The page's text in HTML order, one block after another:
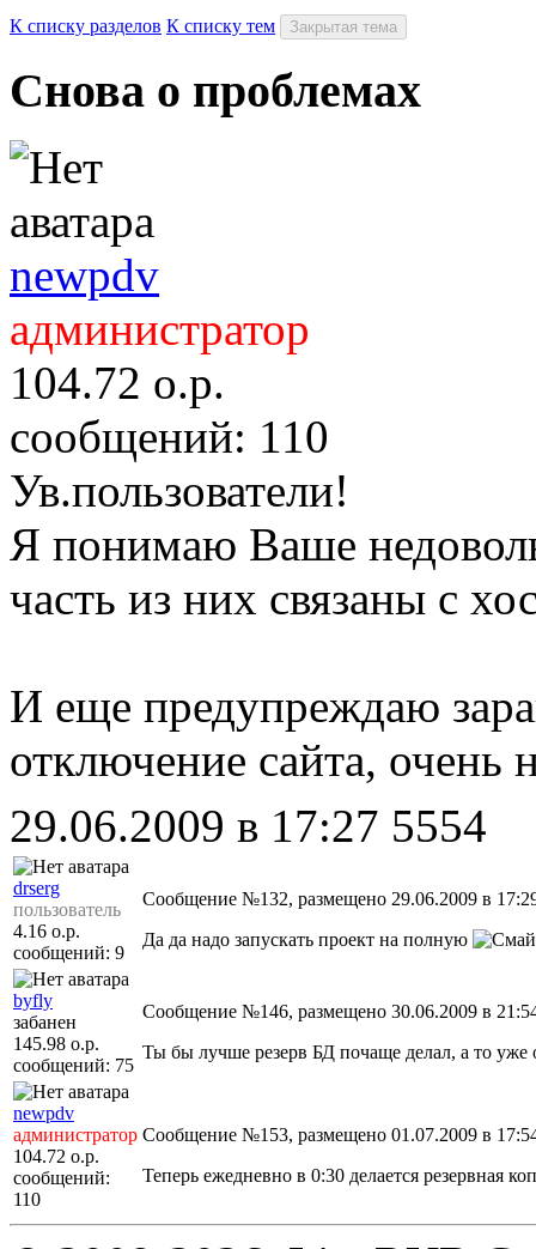
К списку разделов К списку тем Закрытая тема
Снова о проблемах
newpdv
администратор
104.72 о.р.
сообщений: 110
Ув.пользователи!
Я понимаю Ваше
часть из них связаны с
И еще предупреждаю
отключение сайта, очень
29.06.2009 в 17:27 5554
drserg
пользователь
4.16 о.р.
сообщений: 9
Сообщение №132, размещено 29.06.2009 в
Да да надо запускать проект на полную
byfly
забанен
145.98 о.р.
сообщений: 75
Сообщение №146, размещено 30.06.2009 в
Ты бы лучше резерв БД почаще делал, а то уже
newpdv
администратор
104.72 о.р.
сообщений:
110
Сообщение №153, размещено 01.07.2009 в
Теперь ежедневно в 0:30 делается резервная